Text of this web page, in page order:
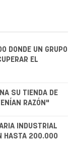
DONDE UN GRUPO
EL
SU TIENDA DE
RAZÓN"
INDUSTRIAL
HASTA 200.000